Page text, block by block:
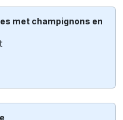
met champignons en